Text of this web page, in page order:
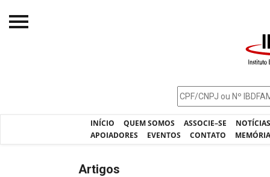
INÍCIO QUEM SOMOS ASSOCIE–SE
APOIADORES
EVENTOS CONTATO
Artigos